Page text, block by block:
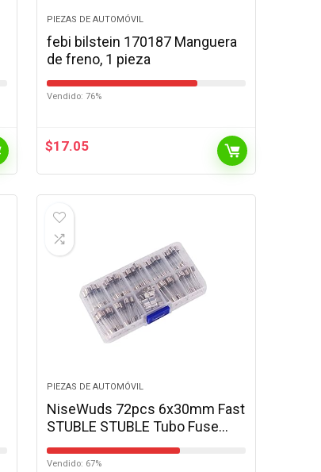
PIEZAS DE AUTOMÓVIL
febi bilstein 170187 Manguera
de freno, 1 pieza
Vendido: 76%
$17.05
PIEZAS DE AUTOMÓVIL
NiseWuds 72pcs 6x30mm Fast
STUBLE STUBLE Tubo Fuse
FUSEO AUTOMÃTICO
AUTOMÃTICO Coche Coche
Vendido: 67%